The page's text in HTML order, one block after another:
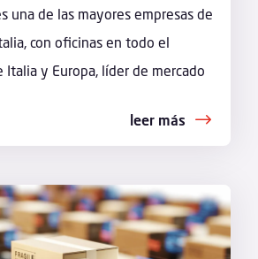
una de las mayores empresas de
con oficinas en todo el
y Europa, líder de mercado
leer más